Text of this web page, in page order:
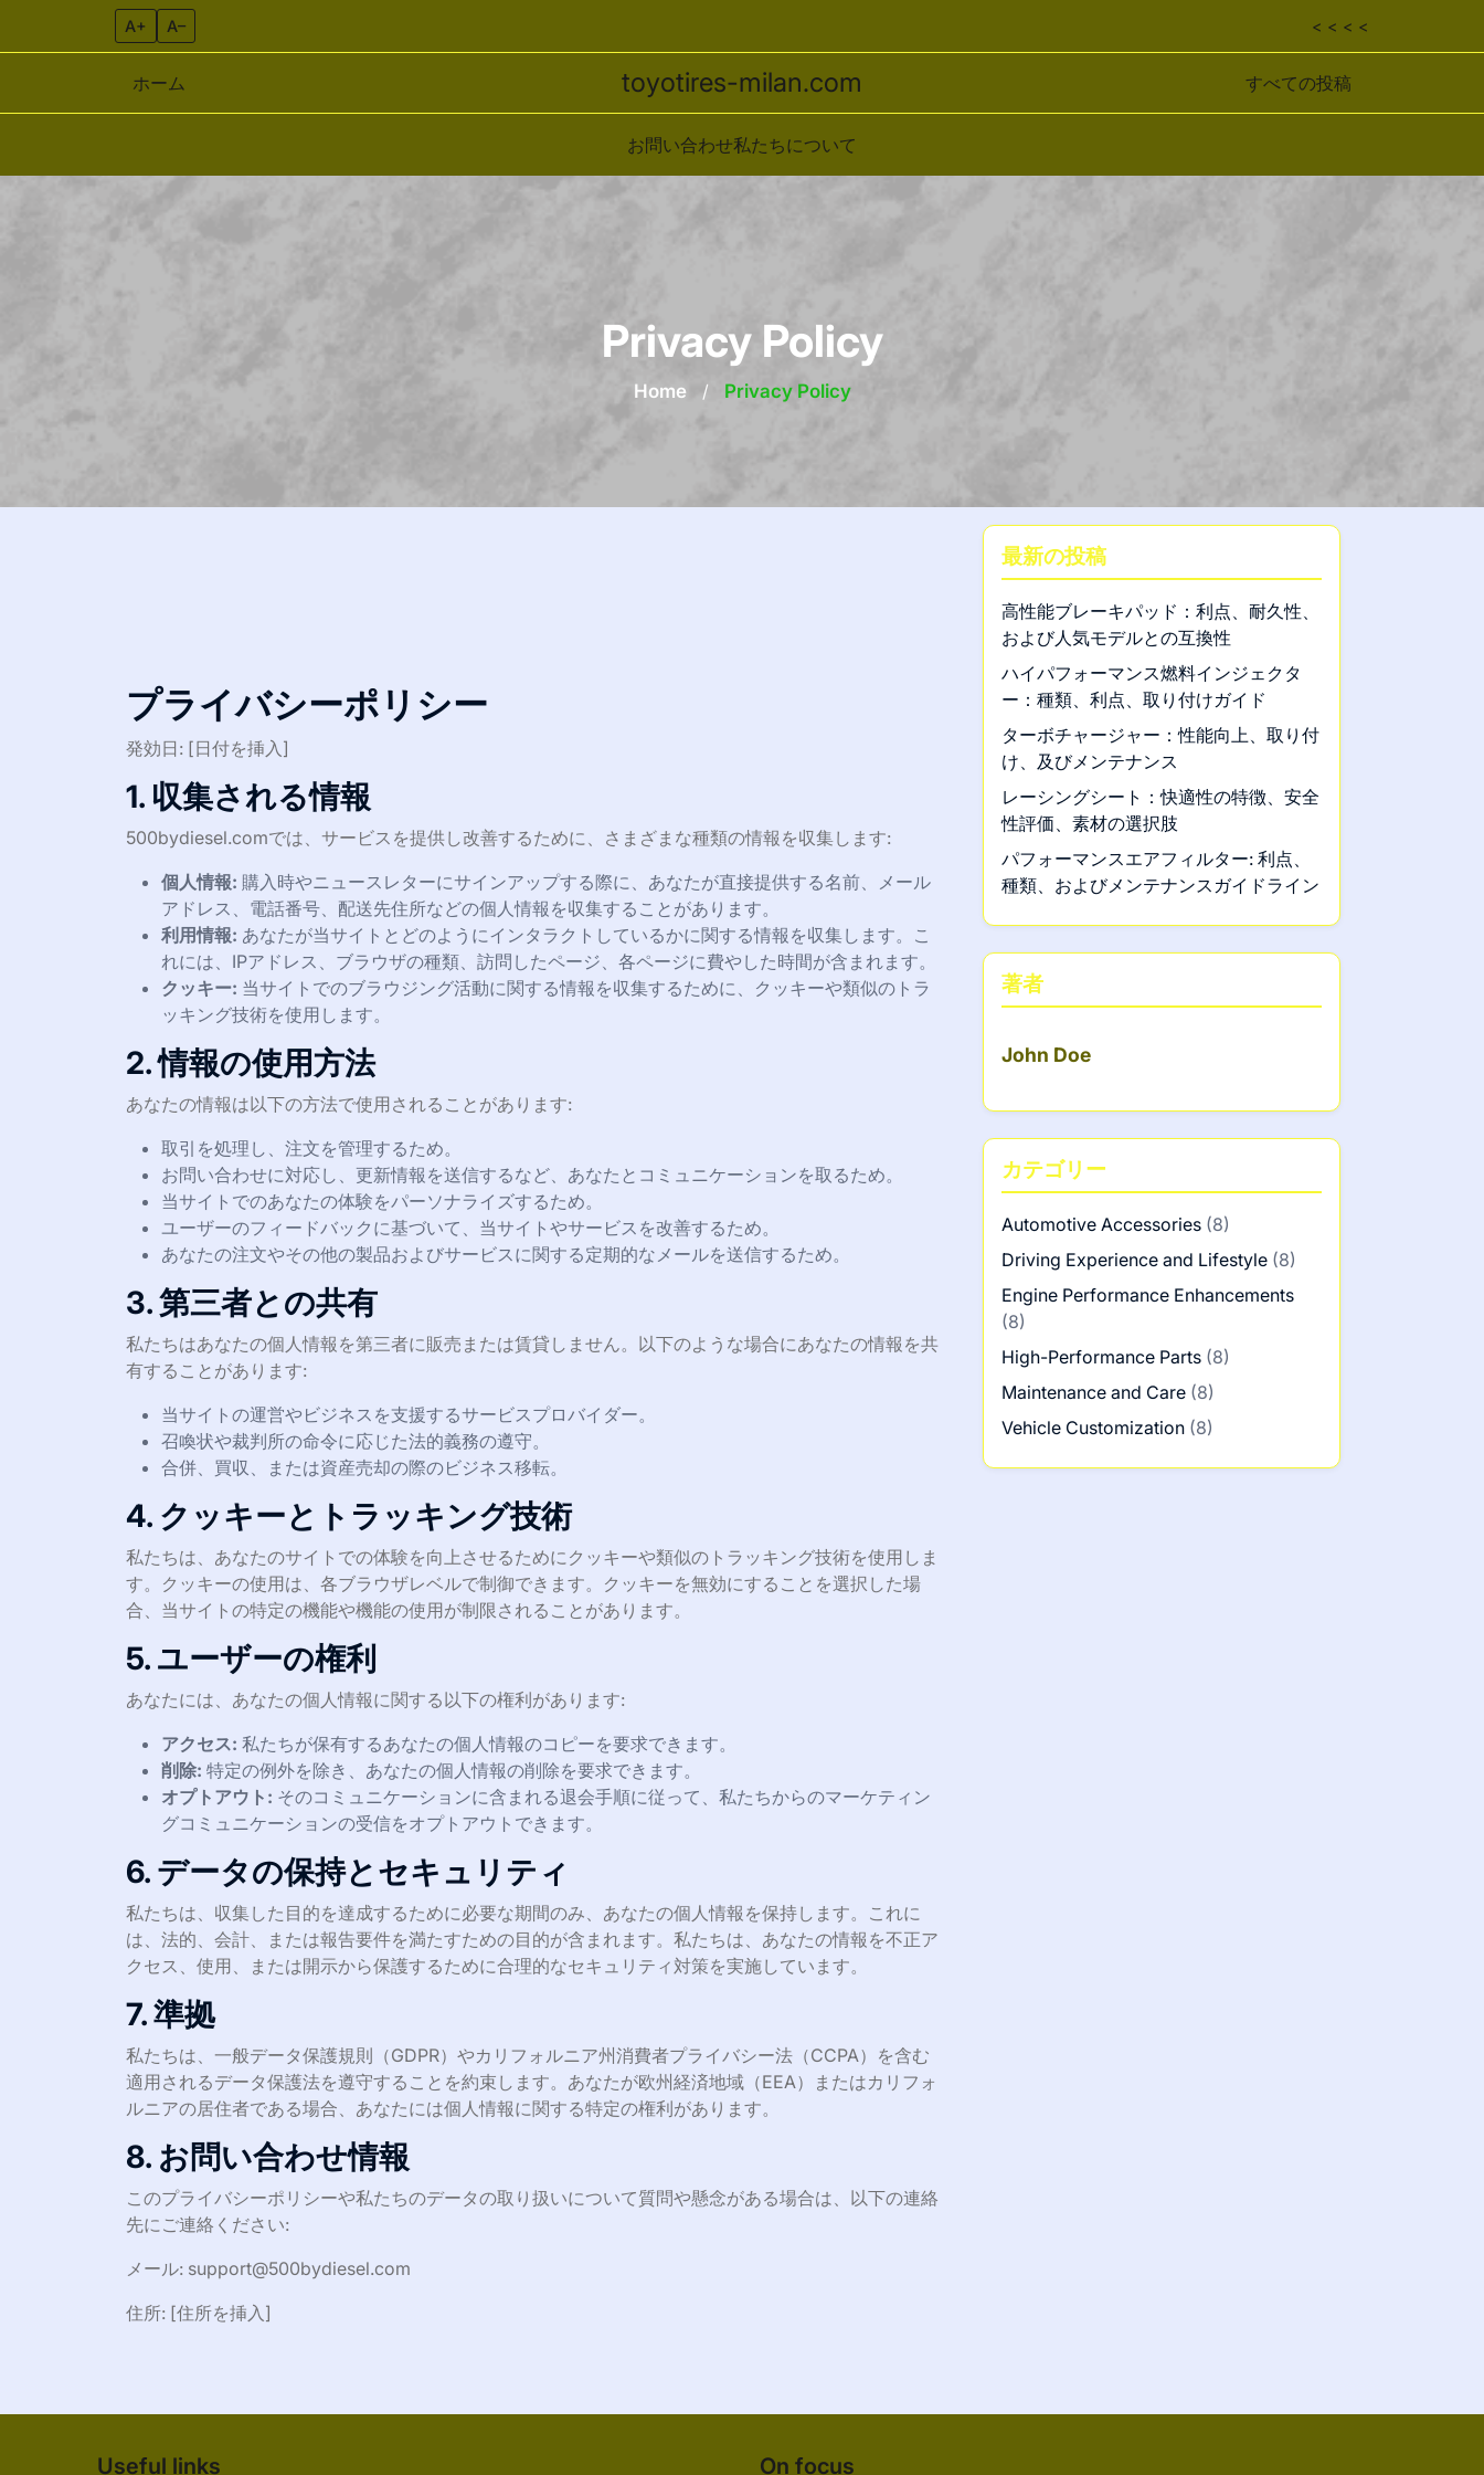
A+ A– < < < <
ホーム toyotires-milan.com すべての投稿
お問い合わせ私たちについて
Privacy Policy
Home / Privacy Policy
プライバシーポリシー
発効日: [日付を挿入]
1. 収集される情報
500bydiesel.comでは、サービスを提供し改善するために、さまざまな種類の情報を収集します:
個人情報: 購入時やニュースレターにサインアップする際に、あなたが直接提供する名前、メール
アドレス、電話番号、配送先住所などの個人情報を収集することがあります。
利用情報: あなたが当サイトとどのようにインタラクトしているかに関する情報を収集します。こ
れには、IPアドレス、ブラウザの種類、訪問したページ、各ページに費やした時間が含まれます。
クッキー: 当サイトでのブラウジング活動に関する情報を収集するために、クッキーや類似のトラ
ッキング技術を使用します。
2. 情報の使用方法
あなたの情報は以下の方法で使用されることがあります:
取引を処理し、注文を管理するため。
お問い合わせに対応し、更新情報を送信するなど、あなたとコミュニケーションを取るため。
当サイトでのあなたの体験をパーソナライズするため。
ユーザーのフィードバックに基づいて、当サイトやサービスを改善するため。
あなたの注文やその他の製品およびサービスに関する定期的なメールを送信するため。
3. 第三者との共有
私たちはあなたの個人情報を第三者に販売または賃貸しません。以下のような場合にあなたの情報を共
有することがあります:
当サイトの運営やビジネスを支援するサービスプロバイダー。
召喚状や裁判所の命令に応じた法的義務の遵守。
合併、買収、または資産売却の際のビジネス移転。
4. クッキーとトラッキング技術
私たちは、あなたのサイトでの体験を向上させるためにクッキーや類似のトラッキング技術を使用しま
す。クッキーの使用は、各ブラウザレベルで制御できます。クッキーを無効にすることを選択した場
合、当サイトの特定の機能や機能の使用が制限されることがあります。
5. ユーザーの権利
あなたには、あなたの個人情報に関する以下の権利があります:
アクセス: 私たちが保有するあなたの個人情報のコピーを要求できます。
削除: 特定の例外を除き、あなたの個人情報の削除を要求できます。
オプトアウト: そのコミュニケーションに含まれる退会手順に従って、私たちからのマーケティン
グコミュニケーションの受信をオプトアウトできます。
6. データの保持とセキュリティ
私たちは、収集した目的を達成するために必要な期間のみ、あなたの個人情報を保持します。これに
は、法的、会計、または報告要件を満たすための目的が含まれます。私たちは、あなたの情報を不正ア
クセス、使用、または開示から保護するために合理的なセキュリティ対策を実施しています。
7. 準拠
私たちは、一般データ保護規則（GDPR）やカリフォルニア州消費者プライバシー法（CCPA）を含む
適用されるデータ保護法を遵守することを約束します。あなたが欧州経済地域（EEA）またはカリフォ
ルニアの居住者である場合、あなたには個人情報に関する特定の権利があります。
8. お問い合わせ情報
このプライバシーポリシーや私たちのデータの取り扱いについて質問や懸念がある場合は、以下の連絡
先にご連絡ください:
メール: support@500bydiesel.com
住所: [住所を挿入]
最新の投稿
高性能ブレーキパッド：利点、耐久性、
および人気モデルとの互換性
ハイパフォーマンス燃料インジェクタ
ー：種類、利点、取り付けガイド
ターボチャージャー：性能向上、取り付
け、及びメンテナンス
レーシングシート：快適性の特徴、安全
性評価、素材の選択肢
パフォーマンスエアフィルター: 利点、
種類、およびメンテナンスガイドライン
著者
John Doe
カテゴリー
Automotive Accessories (8)
Driving Experience and Lifestyle (8)
Engine Performance Enhancements
(8)
High-Performance Parts (8)
Maintenance and Care (8)
Vehicle Customization (8)
Useful links On focus